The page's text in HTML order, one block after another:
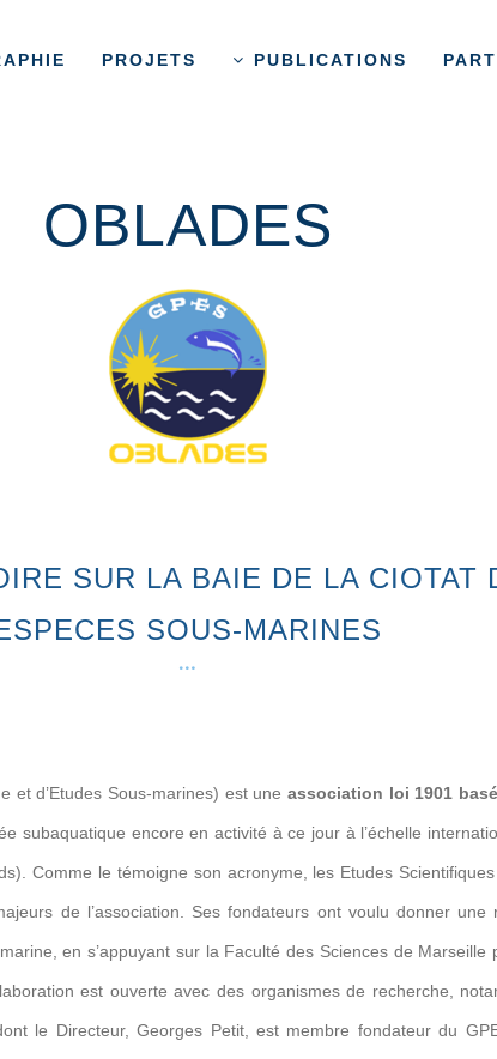
PROJETS PUBLICATIONS
OBLADES
SUR LA BAIE DE LA CIOTAT
SOUS-MARINES
et d’Etudes Sous-marines) est une association loi 1901
subaquatique encore en activité à ce jour à l’échelle
Comme le témoigne son acronyme, les Etudes
de l’association. Ses fondateurs ont voulu donner une
en s’appuyant sur la Faculté des Sciences de Marseille
est ouverte avec des organismes de recherche,
le Directeur, Georges Petit, est membre fondateur du